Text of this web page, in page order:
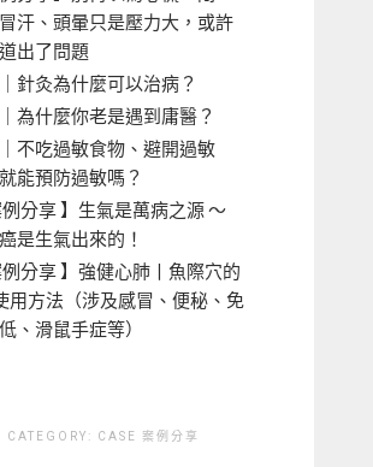
汗、頭暈只是壓力大，或許
出了問題
針灸為什麼可以治病？
為什麼你老是遇到庸醫？
不吃過敏食物、避開過敏
能預防過敏嗎？
例分享 】生氣是萬病之源 ～
是生氣出來的！
例分享 】強健心肺丨魚際穴的
用方法（涉及感冒、便秘、免
、滑鼠手症等）
CATEGORY: CASE 案例分享